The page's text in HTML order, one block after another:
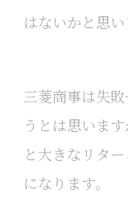
はないかと思い
三菱商事は失
うとは思いま
と大きなリタ
になります。